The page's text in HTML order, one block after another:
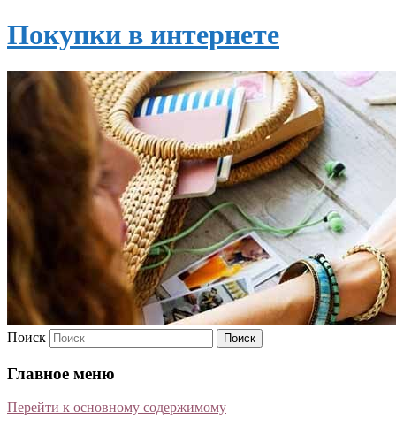
Покупки в интернете
Поиск
Главное меню
Перейти к основному содержимому